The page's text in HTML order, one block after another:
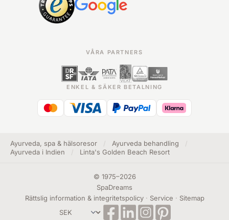
VÅRA PARTNERS
ENKEL & SÄKER BETALNING
Ayurveda, spa & hälsoresor Ayurveda behandling
Ayurveda i Indien
Linta's Golden Beach Resort
© 1975–2026
SpaDreams
Rättslig information & integritetspolicy· Service · Sitemap